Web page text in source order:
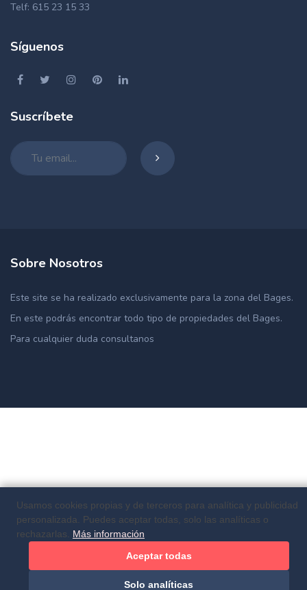
Usamos cookies propias y de terceros para analítica y publicidad
personalizada. Puedes aceptar todas, solo las analíticas o
rechazarlas. Más información
Aceptar todas
Solo analíticas
Telf: 615 23 15 33
Síguenos
Suscríbete
Sobre Nosotros
Este site se ha realizado exclusivamente para la zona del Bages.
En este podrás encontrar todo tipo de propiedades del Bages.
Para cualquier duda consultanos